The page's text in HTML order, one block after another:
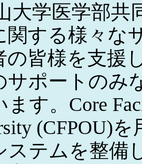
大学医学部共
関する様々な
の皆様を支援
サポートのみ
ます。Core
(CFPOU)
ステムを整備